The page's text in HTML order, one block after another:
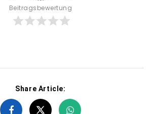
Beitragsbewertung
Share Article: